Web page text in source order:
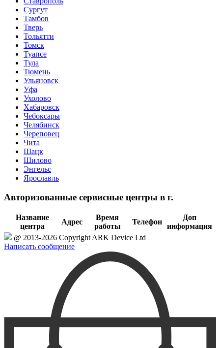
Сургут
Тамбов
Тверь
Тольятти
Томск
Туапсе
Тула
Тюмень
Ульяновск
Уфа
Ухолово
Хабаровск
Чебоксары
Челябинск
Череповец
Чита
Шацк
Шилово
Энгельс
Ярославль
Авторизованные сервисные центры в г.
Название
центра
Адрес
Время
работы
Телефон
Доп
информация
@ 2013-2026 Copyright ARK Device Ltd
Написать сообщение